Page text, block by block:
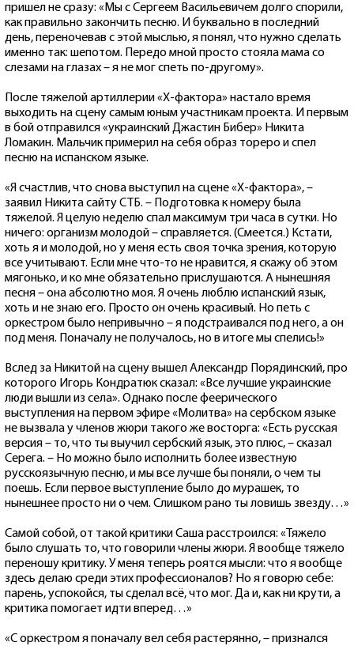
пришел не сразу: «Мы с Сергеем Васильевичем долго спорили,
как правильно закончить песню. И буквально в последний
день, переночевав с этой мыслью, я понял, что нужно сделать
именно так: шепотом. Передо мной просто стояла мама со
слезами на глазах – я не мог спеть по-другому».
После тяжелой артиллерии «Х-фактора» настало время
выходить на сцену самым юным участникам проекта. И первым
в бой отправился «украинский Джастин Бибер» Никита
Ломакин. Мальчик примерил на себя образ тореро и спел
песню на испанском языке.
«Я счастлив, что снова выступил на сцене «Х-фактора», –
заявил Никита сайту СТБ. – Подготовка к номеру была
тяжелой. Я целую неделю спал максимум три часа в сутки. Но
ничего: организм молодой – справляется. (Смеется.) Кстати,
хоть я и молодой, но у меня есть своя точка зрения, которую
все учитывают. Если мне что-то не нравится, я скажу об этом
мягонько, и ко мне обязательно прислушаются. А нынешняя
песня – она абсолютно моя. Я очень люблю испанский язык,
хоть и не знаю его. Просто он очень красивый. Но петь с
оркестром было непривычно – я подстраивался под него, а он
под меня. Поначалу не получалось, но в итоге мы спелись!»
Вслед за Никитой на сцену вышел Александр Порядинский, про
которого Игорь Кондратюк сказал: «Все лучшие украинские
люди вышли из села». Однако после феерического
выступления на первом эфире «Молитва» на сербском языке
не вызвала у членов жюри такого же восторга: «Есть русская
версия – то, что ты выучил сербский язык, это плюс, – сказал
Серега. – Но можно было исполнить более известную
русскоязычную песню, и мы все лучше бы поняли, о чем ты
поешь. Если первое выступление было до мурашек, то
нынешнее просто ни о чем. Слишком рано ты ловишь звезду…»
Самой собой, от такой критики Саша расстроился: «Тяжело
было слушать то, что говорили члены жюри. Я вообще тяжело
переношу критику. У меня теперь роятся мысли: что я вообще
здесь делаю среди этих профессионалов? Но я говорю себе:
парень, успокойся, ты сделал всё, что мог. Да и, как ни крути, а
критика помогает идти вперед…»
«С оркестром я поначалу вел себя растерянно, – признался